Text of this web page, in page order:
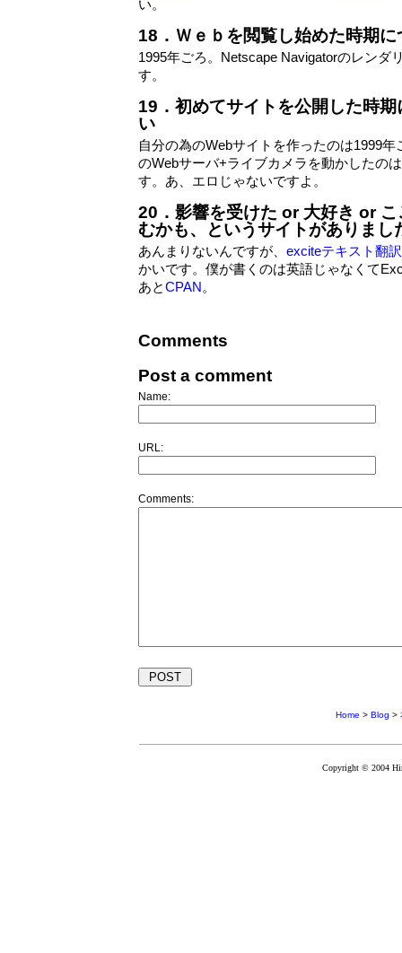
い。
18．Ｗｅｂを閲覧し始めた時期
1995年ごろ。Netscape Navigatorのレンダ
す。
19．初めてサイトを公開した時
い
自分の為のWebサイトを作ったのは1999
のWebサーバ+ライブカメラを動かしたの
す。あ、エロじゃないですよ。
20．影響を受けた or 大好き or
むかも、というサイトがありまし
あんまりないんですが、 exciteテキスト翻訳
かいです。僕が書くのは英語じゃなくて
あとCPAN 。
Comments
Post a comment
Name:
URL:
Comments:
Home > Blog >
Copyright © 2004